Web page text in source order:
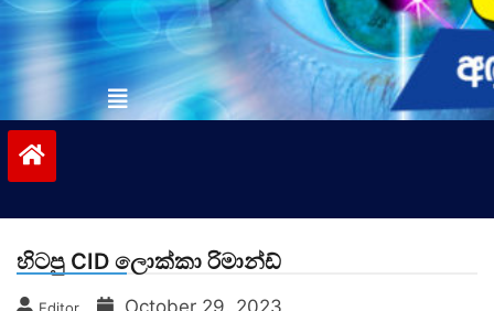
හිටපු CID ලොක්කා රිමාන්ඩ්
October 29, 2023